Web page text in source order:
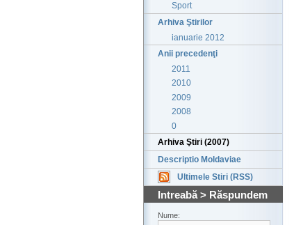
Sport
Arhiva Ştirilor
ianuarie 2012
Anii precedenţi
2011
2010
2009
2008
0
Arhiva Ştiri (2007)
Descriptio Moldaviae
Ultimele Stiri (RSS)
Intreabă > Răspundem
Nume: